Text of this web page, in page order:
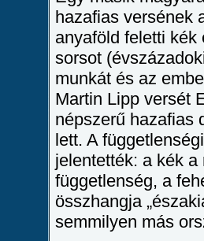
hazafias versének
anyaföld feletti kék
sorsot
munkát és az
Martin Lipp versét
népszerű hazafias
lett. A
jelentették: a kék
függetlenség, a
összhangja
semmilyen más